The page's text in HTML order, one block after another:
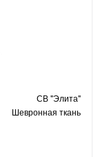
СВ "Элита"
Шевронная ткань